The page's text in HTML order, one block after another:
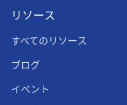
リソース
すべてのリソース
ブログ
イベント